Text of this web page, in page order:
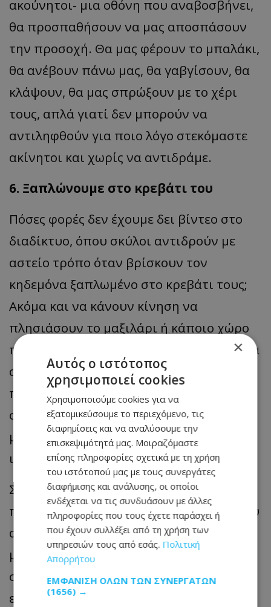
ακούνητοι- μια οθόνη που αναβοσβήνει,
θα προσπαθήσουν να μας αποσπάσουν
την προσοχή. Θα μας φέρουν το μπαλάκι,
θα ανέβουν πάνω μας, θα γαβγίσουν, θα
κλάψουν, θα μας σπρώξουν με το χέρι
τους, απλά γιατί δεν μπορούν να
αντιληφθούν για ποιο λόγο στεκόμαστε
ακίνητοι και χωρίς να αντιδράμε.
6. Ξαπλώνουμε στο κρεβάτι του
Πόσες φορές δεν έχουμε δει βίντεο στο
διαδίκτυο, όπου σκύλοι αντιδρούν με
αστείο τρόπο όταν βρίσκουν τον
κηδεμόνα ξαπλωμένο στο κρεβάτι τους;
Ακόμα και να κάνουν κίνηση να
πλησιάσουν το μαξιλάρι ή κάποιο χώρο
που είναι αποκλειστικά για τον σκύλο, θα
αντιδράσουν. Η ανάγκη για να
προστατεύσουν τον χώρο τους δεν
σβήνει ποτέ, απλά μπορούμε να τους
μάθουμε να μην γίνονται επιθετικοί και
ιδιαίτερα διεκδικητικοί.
Στο τέλος της ημέρας, ο σκύλος θα
προσαρμοστεί αργά ή γρήγορα, αφού του
αρέσει πολύ να έχει ένα πρόγραμμα και
μια ρουτίνα. Όμως, όσο μεγαλύτερη
σταθερότητα του δείξουμε στο τι
επιτρέπεται να κάνουμε και τι όχι, τόσο
×
Αυτός ο ιστότοπος
χρησιμοποιεί cookies
Χρησιμοποιούμε cookies για να
εξατομικεύσουμε το περιεχόμενο, τις
διαφημίσεις και να αναλύσουμε την
επισκεψιμότητά μας. Μοιραζόμαστε
επίσης πληροφορίες σχετικά με τη χρήση
του ιστότοπού μας με τους συνεργάτες
διαφήμισης και ανάλυσης, οι οποίοι
ενδέχεται να τις συνδυάσουν με άλλες
πληροφορίες που τους έχετε παράσχει ή
που έχουν συλλέξει από τη χρήση των
υπηρεσιών τους από εσάς. Πολιτική
Απορρήτου
ΕΜΦΆΝΙΣΗ ΌΛΩΝ ΤΩΝ ΣΥΝΕΡΓΑΤΏΝ
(1656) →